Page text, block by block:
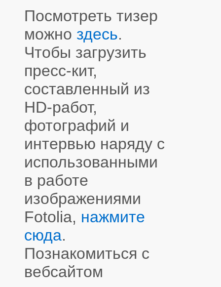
Посмотреть тизер
можно здесь.
Чтобы загрузить
пресс-кит,
составленный из
HD-работ,
фотографий и
интервью наряду с
использованными
в работе
изображениями
Fotolia, нажмите
сюда.
Познакомиться с
вебсайтом